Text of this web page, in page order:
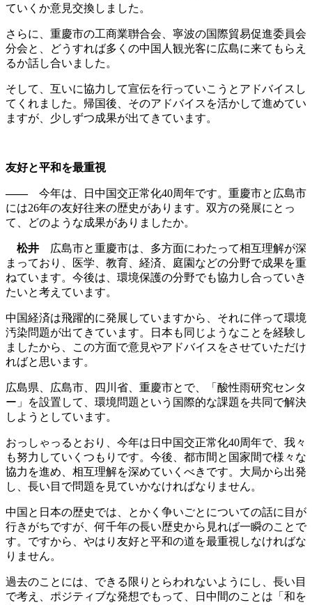
ていくか意見交換しました。
さらに、重慶市の工商業聨合会、寧波の国際貿易促進委員会
分会と、どうすれば多くの中国人観光客に広島に来てもらえ
るか話し合いました。
そして、互いに協力して宣伝を行っていこうとアドバイスし
てくれました。帰国後、そのアドバイスを活かして進めてい
ますが、少しずつ成果が出てきています。
友好と平和を最重視
――今年は、日中国交正常化40周年です。重慶市と広島市
には26年の友好往来の歴史があります。双方の発展にとっ
て、どのような成果がありましたか。
松井 広島市と重慶市は、多方面にわたって相互理解が深
まっており、医学、教育、経済、庭園などの分野で成果を重
ねています。今後は、環境保護の分野でも協力し合っていき
たいと考えています。
中国経済は飛躍的に発展していますから、それに伴って環境
汚染問題が出てきています。日本も同じようなことを経験し
ましたから、この方面で意見やアドバイスをさせていただけ
ればと思います。
広島県、広島市、四川省、重慶市とで、「酸性雨研究センタ
ー」を設置して、環境問題という国際的な課題を共同で解決
しようとしています。
おっしゃっるとおり、今年は日中国交正常化40周年で、我々
も努力していくつもりです。今後、都市間と国家間で様々な
協力を進め、相互理解を深めていくべきです。大局から出発
し、長い目で問題を見ていかなければなりません。
中国と日本の歴史では、とかく争いごとについての話に目が
行きがちですが、何千年の長い歴史から見れば一瞬のことで
す。ですから、やはり友好と平和の道を最重視しなければな
りません。
過去のことには、できる限りとらわれないようにし、長い目
で考え、ポジティブな発想でもって、日中間のことは「和を